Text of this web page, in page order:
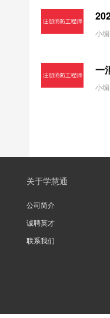
小
一
小
关于学慧通
公司简介
诚聘英才
联系我们